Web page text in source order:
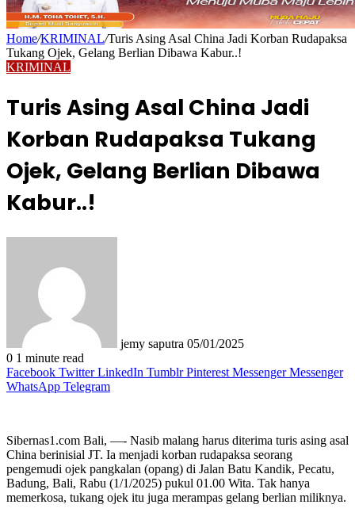
Home/KRIMINAL/Turis Asing Asal China Jadi Korban Rudapaksa
Tukang Ojek, Gelang Berlian Dibawa Kabur..!
KRIMINAL
Turis Asing Asal China Jadi
Korban Rudapaksa Tukang
Ojek, Gelang Berlian Dibawa
Kabur..!
jemy saputra 05/01/2025
0 1 minute read
Facebook Twitter LinkedIn Tumblr Pinterest Messenger Messenger
WhatsApp Telegram
Sibernas1.com Bali, —- Nasib malang harus diterima turis asing asal
China berinisial JT. Ia menjadi korban rudapaksa seorang
pengemudi ojek pangkalan (opang) di Jalan Batu Kandik, Pecatu,
Badung, Bali, Rabu (1/1/2025) pukul 01.00 Wita. Tak hanya
memerkosa, tukang ojek itu juga merampas gelang berlian miliknya.